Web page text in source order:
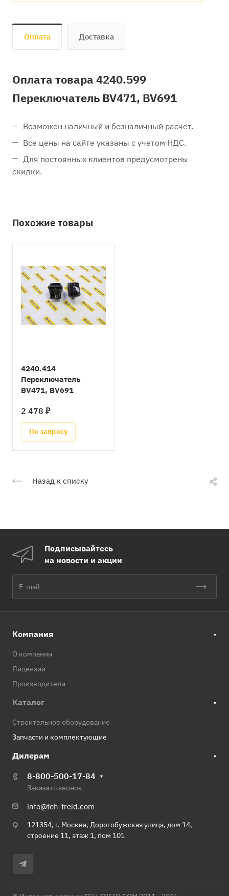
Оплата Доставка
Оплата товара 4240.599
Переключатель BV471, BV691
Возможен наличный и безналичный расчет.
Все цены на сайте указаны с учетом НДС.
Для постоянных клиентов предусмотрены
скидки.
Похожие товары
4240.414
Переключатель
BV471, BV691
2 478 ₽
По запросу
Назад к списку
Подписывайтесь
на новости и акции
Компания
О компании
Лицензии
Производители
Каталог
Строительное оборудование
Запчасти и комплектующие
Дилерам
8-800-500-17-84
Заказать звонок
info@teh-treid.com
121354, г. Москва, Дорогобужская улица, дом 14,
строение 11, этаж 1, пом 101